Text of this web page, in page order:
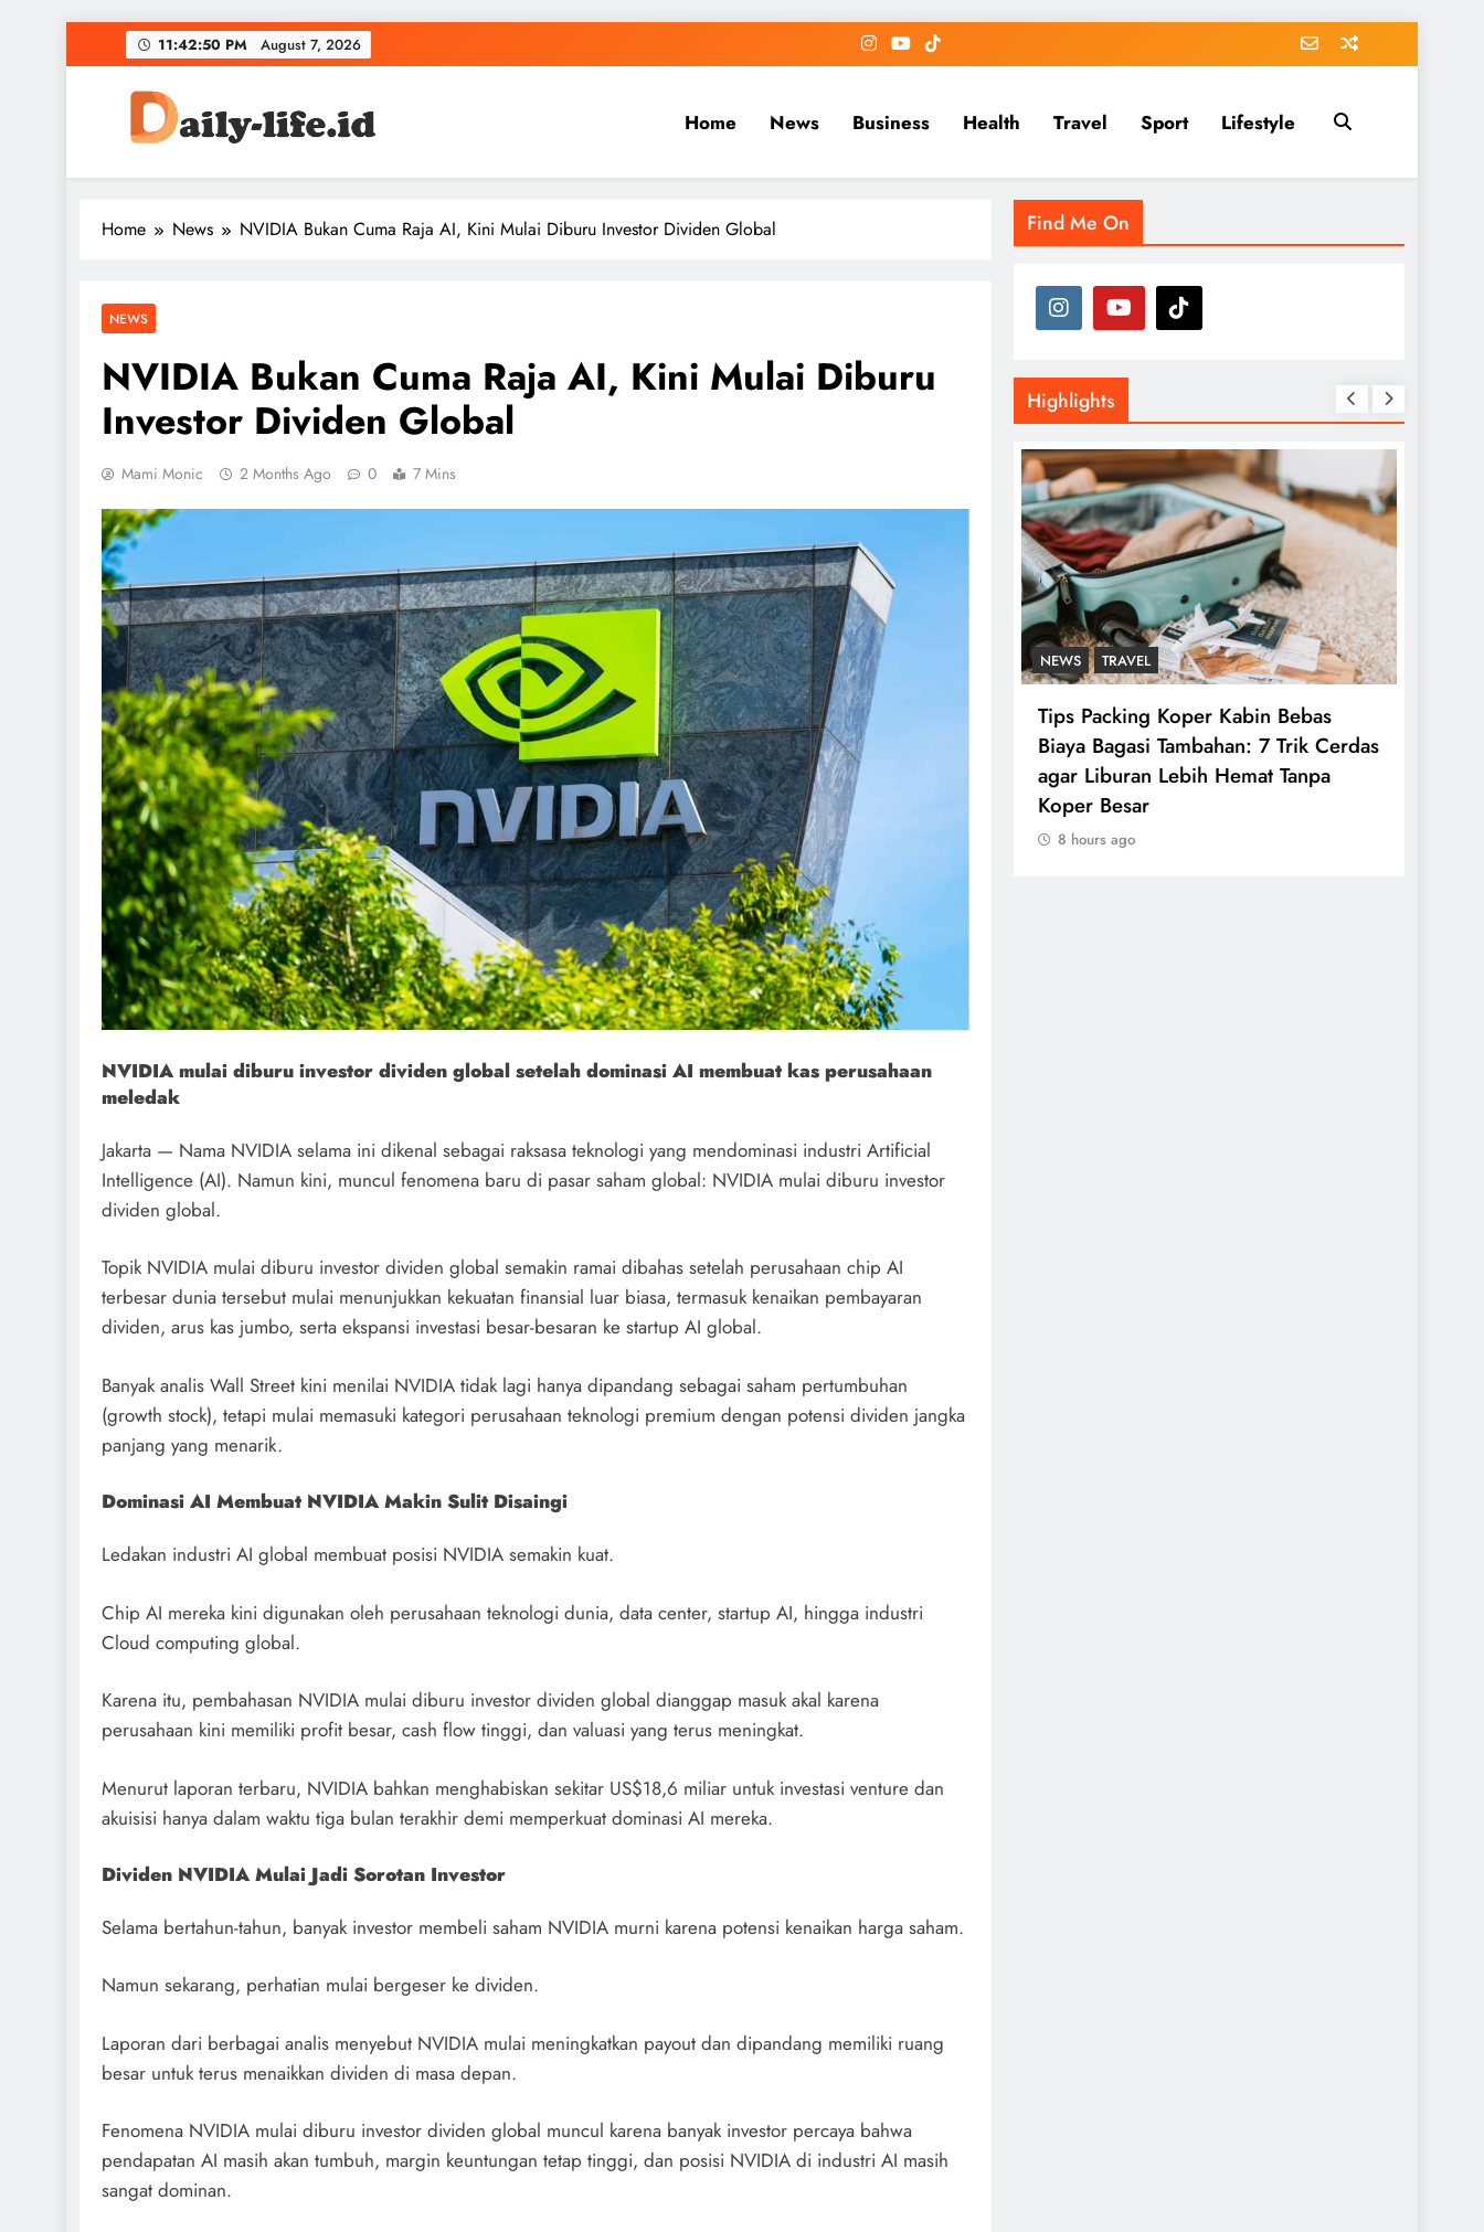
to
11:42:51 PM August 7, 2026
DailyLife Media
Accurate and Reliable News For Your Needs
Home News Business Health Travel Sport Lifestyle
Home News NVIDIA Bukan Cuma Raja AI, Kini Mulai Diburu Investor Dividen Global
NEWS
NVIDIA Bukan Cuma Raja AI, Kini Mulai Diburu
Investor Dividen Global
Mami Monic 2 Months Ago 0 7 Mins
NVIDIA mulai diburu investor dividen global setelah dominasi AI membuat kas perusahaan
meledak
Jakarta — Nama NVIDIA selama ini dikenal sebagai raksasa teknologi yang mendominasi industri Artificial
Intelligence (AI). Namun kini, muncul fenomena baru di pasar saham global: NVIDIA mulai diburu investor
dividen global.
Topik NVIDIA mulai diburu investor dividen global semakin ramai dibahas setelah perusahaan chip AI
terbesar dunia tersebut mulai menunjukkan kekuatan finansial luar biasa, termasuk kenaikan pembayaran
dividen, arus kas jumbo, serta ekspansi investasi besar-besaran ke startup AI global.
Banyak analis Wall Street kini menilai NVIDIA tidak lagi hanya dipandang sebagai saham pertumbuhan
(growth stock), tetapi mulai memasuki kategori perusahaan teknologi premium dengan potensi dividen jangka
panjang yang menarik.
Dominasi AI Membuat NVIDIA Makin Sulit Disaingi
Ledakan industri AI global membuat posisi NVIDIA semakin kuat.
Chip AI mereka kini digunakan oleh perusahaan teknologi dunia, data center, startup AI, hingga industri
Cloud computing global.
Karena itu, pembahasan NVIDIA mulai diburu investor dividen global dianggap masuk akal karena
perusahaan kini memiliki profit besar, cash flow tinggi, dan valuasi yang terus meningkat.
Menurut laporan terbaru, NVIDIA bahkan menghabiskan sekitar US$18,6 miliar untuk investasi venture dan
akuisisi hanya dalam waktu tiga bulan terakhir demi memperkuat dominasi AI mereka.
Dividen NVIDIA Mulai Jadi Sorotan Investor
Selama bertahun-tahun, banyak investor membeli saham NVIDIA murni karena potensi kenaikan harga saham.
Namun sekarang, perhatian mulai bergeser ke dividen.
Laporan dari berbagai analis menyebut NVIDIA mulai meningkatkan payout dan dipandang memiliki ruang
besar untuk terus menaikkan dividen di masa depan.
Fenomena NVIDIA mulai diburu investor dividen global muncul karena banyak investor percaya bahwa
pendapatan AI masih akan tumbuh, margin keuntungan tetap tinggi, dan posisi NVIDIA di industri AI masih
sangat dominan.
Find Me On
Highlights
NEWS
Perusahaan Indonesia Adopsi AI
untuk Bisnis: Survei Ungkap
Tantangan Bukan Lagi Teknologi,
tetapi Cara Mengembangkannya
8 hours ago
NEWS TRAVEL
Tips Packing Koper Kabin Bebas
Biaya Bagasi Tambahan: 7 Trik Cerdas
agar Liburan Lebih Hemat Tanpa
Koper Besar
8 hours ago